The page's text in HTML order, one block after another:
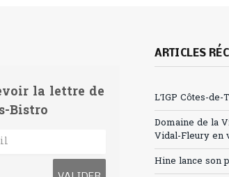
la lettre de
Bistro
ARTICLES
L’IGP Côtes-
Domaine de la
Vidal-Fleury en
Hine lance son